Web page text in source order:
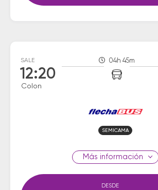
SALE
12:20
Colon
04h 45m
SEMICAMA
información
DESDE